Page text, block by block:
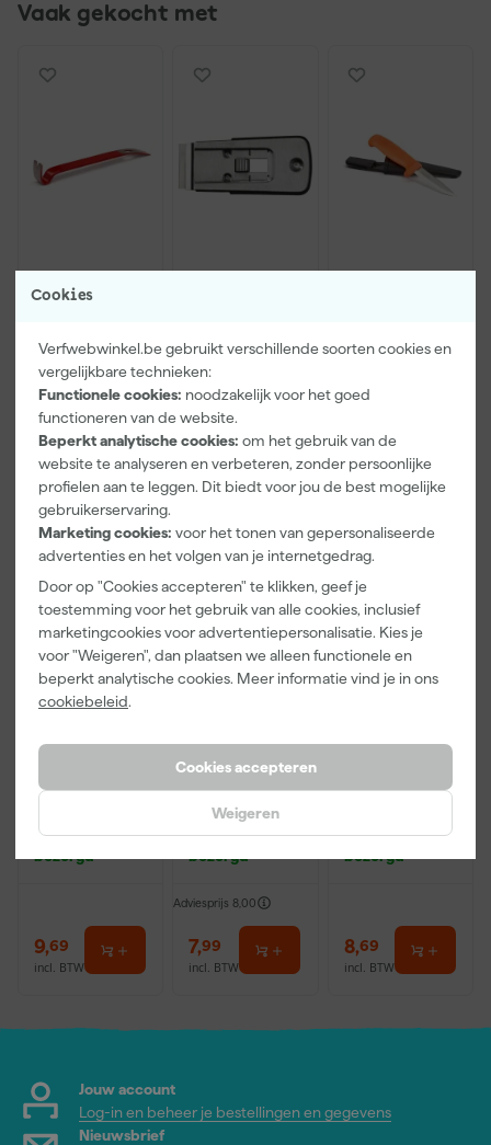
Cookies
Verfwebwinkel.be gebruikt verschillende soorten cookies en
vergelijkbare technieken:
Functionele cookies: noodzakelijk voor het goed
functioneren van de website.
Beperkt analytische cookies: om het gebruik van de
website te analyseren en verbeteren, zonder persoonlijke
profielen aan te leggen. Dit biedt voor jou de best mogelijke
gebruikerservaring.
Marketing cookies: voor het tonen van gepersonaliseerde
advertenties en het volgen van je internetgedrag.
Door op "Cookies accepteren" te klikken, geef je
toestemming voor het gebruik van alle cookies, inclusief
marketingcookies voor advertentiepersonalisatie. Kies je
voor "Weigeren", dan plaatsen we alleen functionele en
beperkt analytische cookies. Meer informatie vind je in ons
cookiebeleid.
Cookies accepteren
Weigeren
Vaak gekocht met
Hultafors
108MINI
koevoet -
190mm
Maandag
bezorgd
11,23
incl. BTW
Maandag
bezorgd
5,19
incl. BTW
draagholster -
Maandag
5,59
incl. BTW
SBA18-4X3
Allround
Maandag
bezorgd
9,69
incl. BTW
Hultafors
en voor
afbreekmes
9mm - 10
Maandag
bezorgd
Adviesprijs 8,00
7,99
incl. BTW
(10st) - Grijs,
Rood en Geel
Maandag
bezorgd
8,69
incl. BTW
Jouw account
Log-in en beheer je bestellingen en gegevens
Nieuwsbrief